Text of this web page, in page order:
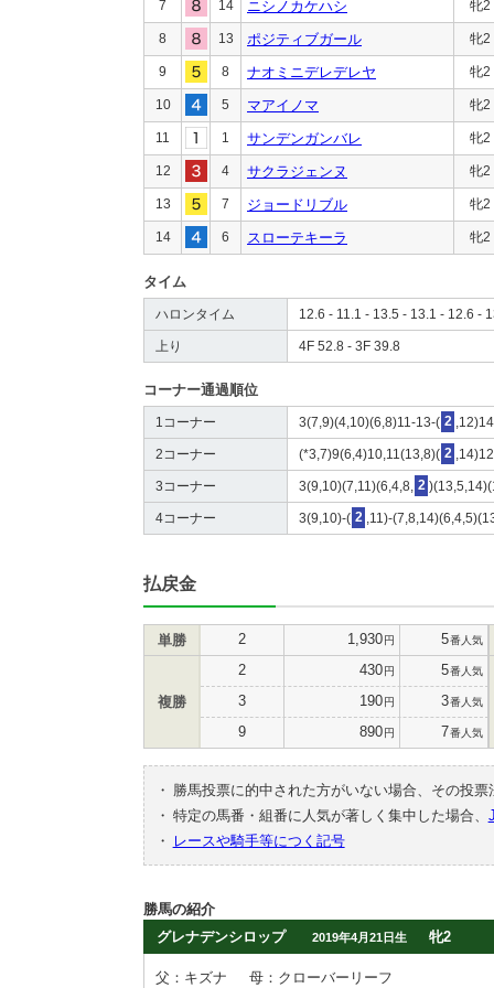
7 14 ニシノカケハシ 牝2
8 13 ポジティブガール 牝2
9 8 ナオミニデレデレヤ 牝2
10 5 マアイノマ 牝2
11 1 サンデンガンバレ 牝2
12 4 サクラジェンヌ 牝2
13 7 ジョードリブル 牝2
14 6 スローテキーラ 牝2
タイム
ハロンタイム 12.6 - 11.1 - 13.5 - 13.1 - 12.6 -
上り 4F 52.8 - 3F 39.8
コーナー通過順位
1コーナー 3(7,9)(4,10)(6,8)11-13-( 2
2コーナー (*3,7)9(6,4)10,11(13,8)( 2
3コーナー 3(9,10)(7,11)(6,4,8, 2
4コーナー 3(9,10)-( 2 ,11)-
払戻金
単勝 2 1,930円 5番人気
複勝
2 430円 5番人気
3 190円 3番人気
9 890円 7番人気
・
勝馬投票に的中された方がいない場合、その投
・ 特定の馬番・組番に人気が著しく集中した場合、
・
レースや騎手等につく記号
勝馬の紹介
グレナデンシロップ
2019年4月21日生 牝2
父：キズナ 母：クローバーリーフ